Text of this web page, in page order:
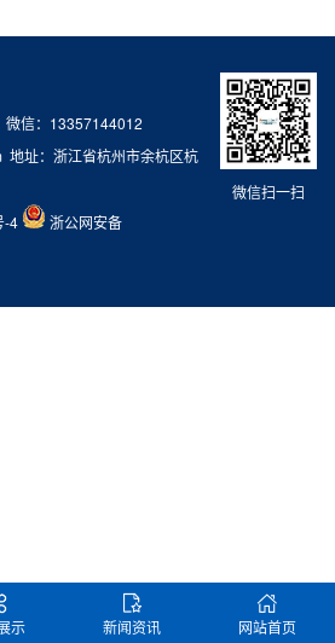
微信扫一扫
：13357144012
址：浙江省杭州市余杭区杭
-4
浙公网安备
示 新闻资讯 网站首页